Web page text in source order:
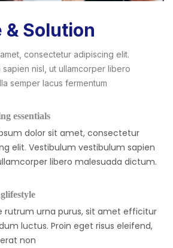
& Solution
consectetur adipiscing elit.
sapien nisl, ut ullamcorper libero
semper lacus fermentum
essentials
dolor sit amet, consectetur
elit. Vestibulum vestibulum sapien
libero malesuada dictum.
rutrum urna purus, sit amet efficitur
luctus. Proin eget risus eleifend,
non